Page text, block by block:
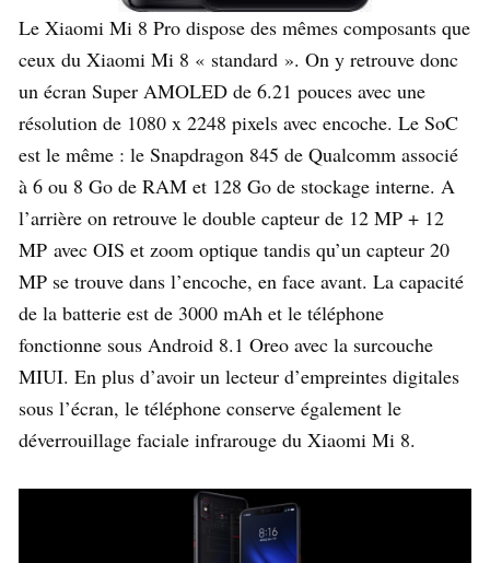
Le Xiaomi Mi 8 Pro dispose des mêmes composants que
ceux du Xiaomi Mi 8 « standard ». On y retrouve donc
un écran Super AMOLED de 6.21 pouces avec une
résolution de 1080 x 2248 pixels avec encoche. Le SoC
est le même : le Snapdragon 845 de Qualcomm associé
à 6 ou 8 Go de RAM et 128 Go de stockage interne. A
l’arrière on retrouve le double capteur de 12 MP + 12
MP avec OIS et zoom optique tandis qu’un capteur 20
MP se trouve dans l’encoche, en face avant. La capacité
de la batterie est de 3000 mAh et le téléphone
fonctionne sous Android 8.1 Oreo avec la surcouche
MIUI. En plus d’avoir un lecteur d’empreintes digitales
sous l’écran, le téléphone conserve également le
déverrouillage faciale infrarouge du Xiaomi Mi 8.